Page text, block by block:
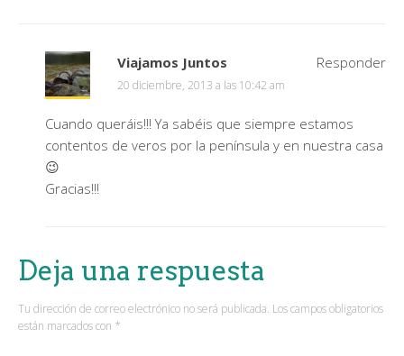
Viajamos Juntos
20 diciembre, 2013 a las 10:42 am
Cuando queráis!!! Ya sabéis que siempre estamos
contentos de veros por la península y en nuestra casa
😉
Gracias!!!
Responder
Deja una respuesta
Tu dirección de correo electrónico no será publicada. Los campos obligatorios
están marcados con *